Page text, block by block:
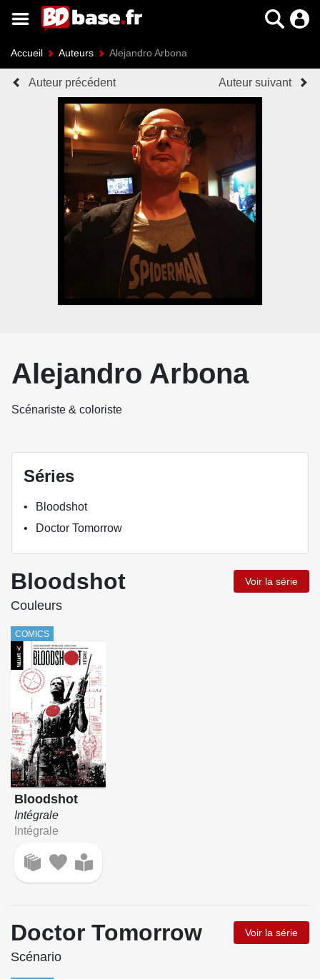
Accueil Auteurs Alejandro Arbona
Auteur précédent Auteur suivant
Alejandro Arbona
Scénariste & coloriste
Séries
Bloodshot
Doctor Tomorrow
Bloodshot Voir la série
Couleurs
COMICS
Bloodshot
Intégrale
Intégrale
Doctor Tomorrow Voir la série
Scénario